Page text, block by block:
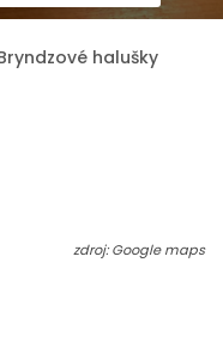
halušky
zdroj: Google maps